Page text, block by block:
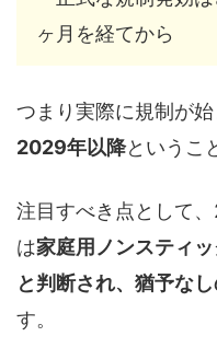
ヶ月を経てから
つまり実際に規制が始
2029年以降というこ
注目すべき点として
は家庭用ノンスティ
と判断され、猶予な
す。